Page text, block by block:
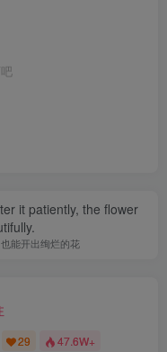
it patiently, the flower
能开出绚烂的花
29 47.6W+